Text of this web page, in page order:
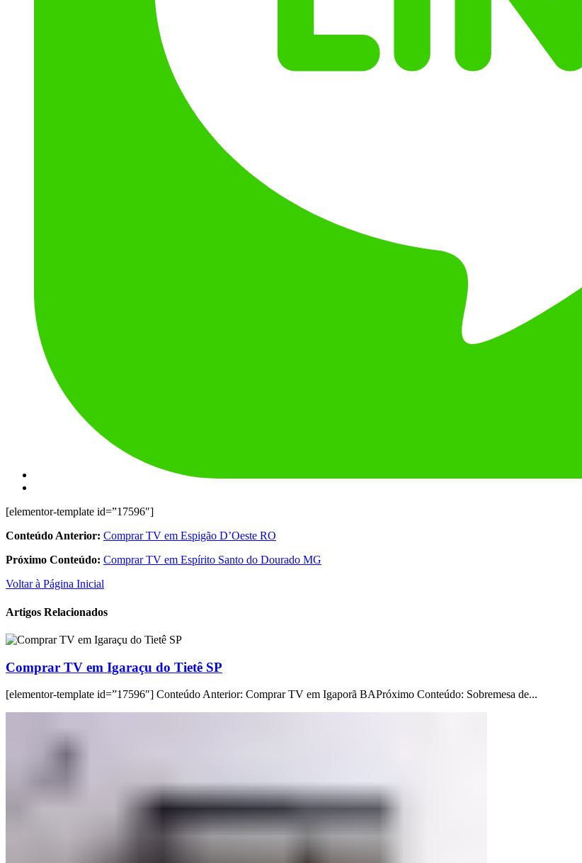
[elementor-template id=”17596″]
Conteúdo Anterior: Comprar TV em Espigão D’Oeste RO
Próximo Conteúdo: Comprar TV em Espírito Santo do Dourado MG
Voltar à Página Inicial
Artigos Relacionados
Comprar TV em Igaraçu do Tietê SP
[elementor-template id=”17596″] Conteúdo Anterior: Comprar TV em Igaporã BAPróximo Conteúdo: Sobremesa de...